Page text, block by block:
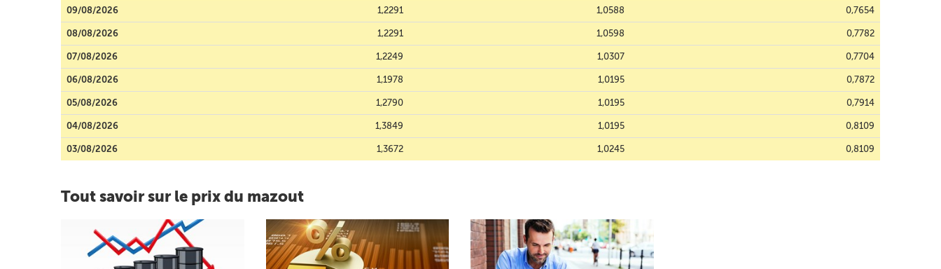
09/08/2026 1,2291 1,0588 0,7654
08/08/2026 1,2291 1,0598 0,7782
07/08/2026 1,2249 1,0307 0,7704
06/08/2026 1,1978 1,0195 0,7872
05/08/2026 1,2790 1,0195 0,7914
04/08/2026 1,3849 1,0195 0,8109
03/08/2026 1,3672 1,0245 0,8109
Tout savoir sur le prix du mazout